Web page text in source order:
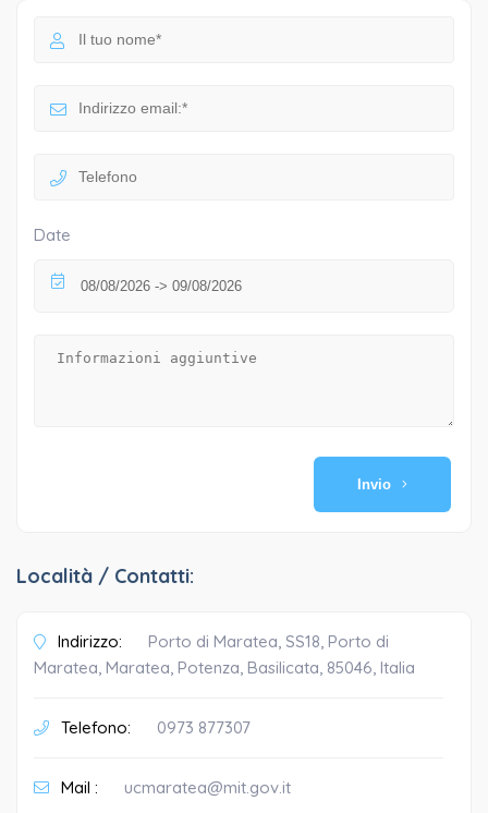
Date
Invio
Località / Contatti:
Indirizzo:
Porto di Maratea, SS18, Porto di
Maratea, Maratea, Potenza, Basilicata, 85046, Italia
Telefono: 0973 877307
Mail : ucmaratea@mit.gov.it